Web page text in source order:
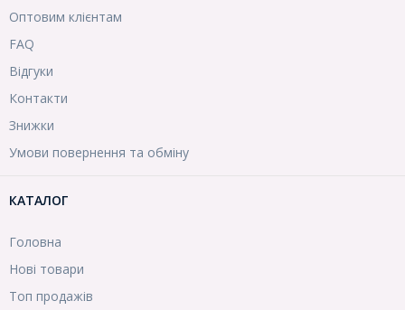
Оптовим клієнтам
FAQ
Відгуки
Контакти
Знижки
Умови повернення та обміну
КАТАЛОГ
Головна
Нові товари
Топ продажів